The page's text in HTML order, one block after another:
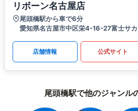
リボーン名古屋店
尾頭橋駅から車で6分
愛知県名古屋市中区栄4-16-27富士サ
店舗情報 公式サイト
尾頭橋駅で他のジャンル